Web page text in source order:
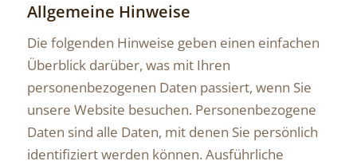
Allgemeine Hinweise
Die folgenden Hinweise geben einen einfachen
Überblick darüber, was mit Ihren
personenbezogenen Daten passiert, wenn Sie
unsere Website besuchen. Personenbezogene
Daten sind alle Daten, mit denen Sie persönlich
identifiziert werden können. Ausführliche